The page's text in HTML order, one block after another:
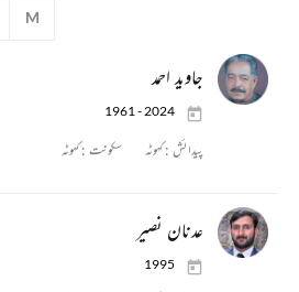
M
جاوید احمد
1961 - 2024
پیدائش :کہوٹہ سکونت :کہوٹہ
عدنان نصیر
1995